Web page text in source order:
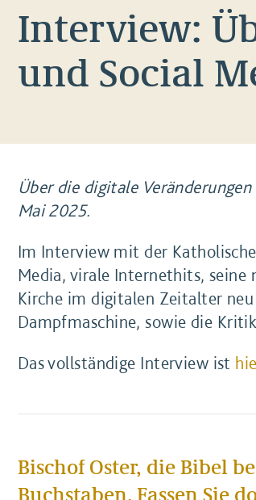
Interview:
und Social
Über die digitale
Mai 2025.
Im Interview mit der
Media, virale Internethits, seine
Kirche im digitalen Zeitalter
Dampfmaschine, sowie die
Das vollständige Interview ist
Bischof Oster, die Bibel
Buchstaben. Fassen Sie